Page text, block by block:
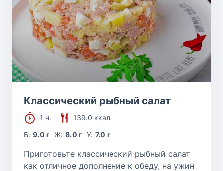
Классический рыбный салат
1 ч.
139.0 ккал
Б:9.0 г Ж: 8.0 г У: 7.0 г
Приготовьте классический рыбный салат
как отличное дополнение к обеду, на ужин